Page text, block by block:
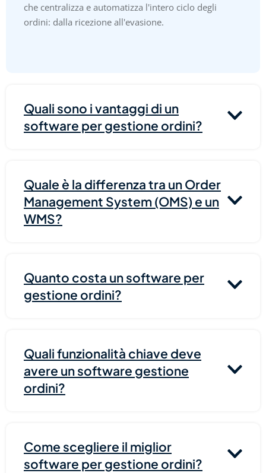
che centralizza e automatizza l'intero ciclo degli
ordini: dalla ricezione all'evasione.
Quali sono i vantaggi di un
software per gestione ordini?
Quale è la differenza tra un Order
Management System (OMS) e un
WMS?
Quanto costa un software per
gestione ordini?
Quali funzionalità chiave deve
avere un software gestione
ordini?
Come scegliere il miglior
software per gestione ordini?